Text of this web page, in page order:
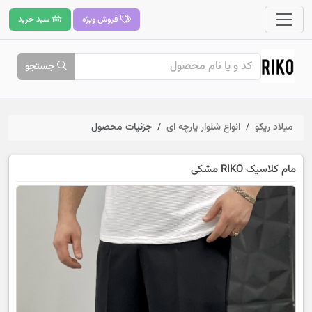
فروش ویژه سبد خرید
جستجو
میلاد ریکو انواع شلوار پارچه ای جزئیات محصول
مام کلاسیک RIKO مشکی